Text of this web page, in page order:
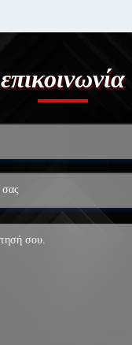
επικοινωνία